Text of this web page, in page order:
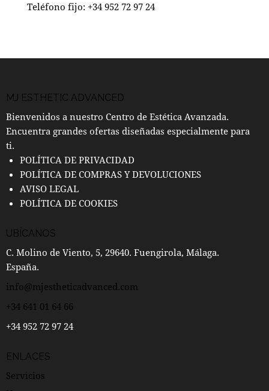
Teléfono fijo: +34 952 72 97 24
MJ ESTHETIC ADVANCED
Bienvenidos a nuestro Centro de Estética Avanzada.
Encuentra grandes ofertas diseñadas especialmente para
ti.
POLÍTICA DE PRIVACIDAD
POLÍTICA DE COMPRAS Y DEVOLUCIONES
AVISO LEGAL
POLÍTICA DE COOKIES
UBÍCANOS
C. Molino de Viento, 5, 29640. Fuengirola, Málaga.
España.
info@mjestheticadvanced.com
+34 641 01 64 66
+34 952 72 97 24
ENLACES
Servicios